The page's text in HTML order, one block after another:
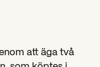
att äga två